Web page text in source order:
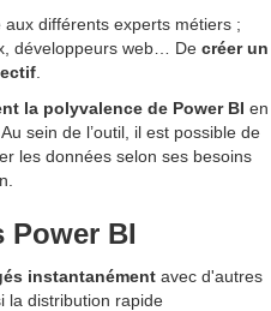
différents experts métiers ;
développeurs web… De créer un
la polyvalence de Power BI en
sein de l’outil, il est possible de
les données selon ses besoins
Power BI
instantanément avec d'autres
la distribution rapide